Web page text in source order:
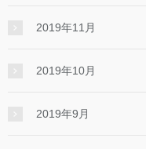
2019年11月
2019年10月
2019年9月